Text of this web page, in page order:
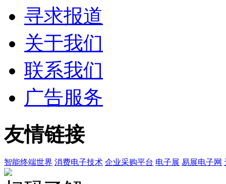
寻求报道
关于我们
联系我们
广告服务
友情链接
智能终端世界 消费电子技术 企业采购平台 电子展 易展电子网